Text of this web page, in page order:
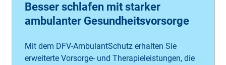
Besser schlafen mit starker
ambulanter Gesundheitsvorsorge
Mit dem DFV-AmbulantSchutz erhalten Sie
erweiterte Vorsorge- und Therapie­leistungen, die